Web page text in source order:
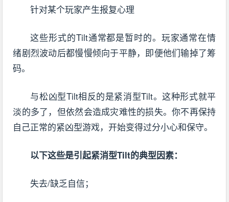
针对某个玩家产生报复心理
这些形式的Tilt通常都是暂时的。玩家通常在情
绪剧烈波动后都慢慢倾向于平静，即便他们输掉了筹
码。
与松凶型Tilt相反的是紧消型Tilt。这种形式就平
淡的多了，但依然会造成灾难性的损失。你不再保持
自己正常的紧凶型游戏，开始变得过分小心和保守。
以下这些是引起紧消型Tilt的典型因素：
失去/缺乏自信；